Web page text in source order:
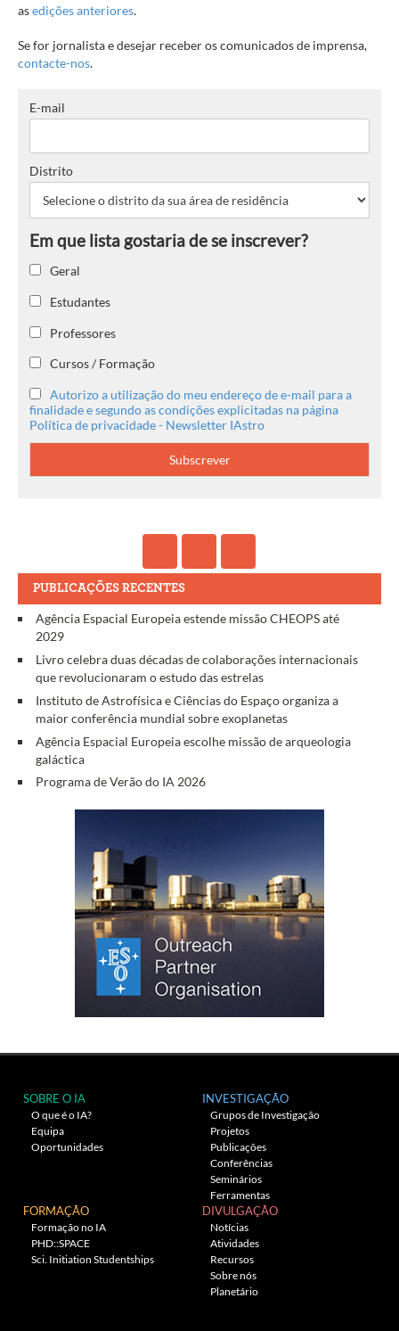
asedições anteriores.
Se for jornalista e desejar receber os comunicados de imprensa,
contacte-nos.
E-mail
Distrito
Geral
Estudantes
Professores
Cursos / Formação
Autorizo a utilização do meu endereço de e-mail para a
finalidade e segundo as condições explicitadas na página
Política de privacidade - Newsletter IAstro
PUBLICAÇÕES RECENTES
Agência Espacial Europeia estende missão CHEOPS até
2029
Livro celebra duas décadas de colaborações internacionais
que revolucionaram o estudo das estrelas
Instituto de Astrofísica e Ciências do Espaço organiza a
maior conferência mundial sobre exoplanetas
Agência Espacial Europeia escolhe missão de arqueologia
galáctica
Programa de Verão do IA 2026
SOBRE O IA
O que é o IA?
Equipa
Oportunidades
INVESTIGAÇÃO
Grupos de Investigação
Projetos
Publicações
Conferências
Seminários
Ferramentas
FORMAÇÃO
Formação no IA
PHD::SPACE
Sci. Initiation Studentships
DIVULGAÇÃO
Notícias
Atividades
Recursos
Sobre nós
Planetário